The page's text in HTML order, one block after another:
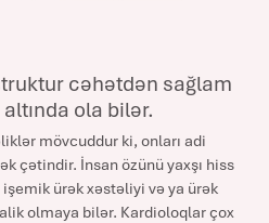
cəhətdən sağlam
ola bilər.
mövcuddur ki, onları adi
çətindir. İnsan özünü yaxşı hiss
ürək xəstəliyi və ya ürək
olmaya bilər. Kardioloqlar çox